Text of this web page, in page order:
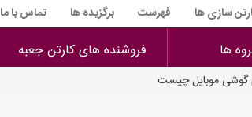
سازی ها فهرست برگزیده ها تماس با ما
ها فروشنده های کارتن جعبه
گوشی موبایل چیست